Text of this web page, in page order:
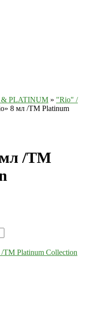
& PLATINUM » "Rio" /
8 мл /ТМ Platinum
мл /ТМ
ТМ Platinum Collection